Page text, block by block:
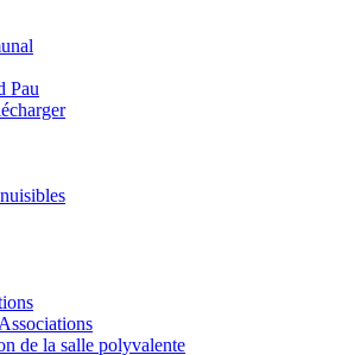
Pau
de la salle polyvalente